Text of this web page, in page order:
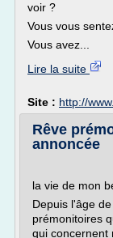
voir ?
Vous vous
Vous avez...
Lire la suite
Site : http://
Rêve
annoncée
la vie de mon
Depuis l'âge
prémonitoires
qui concernent